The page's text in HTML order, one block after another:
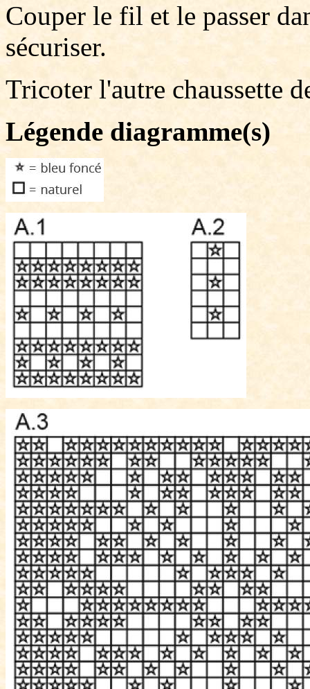
Couper le fil et le passer
sécuriser.
Tricoter l'autre chaussette
Légende diagramme(s)